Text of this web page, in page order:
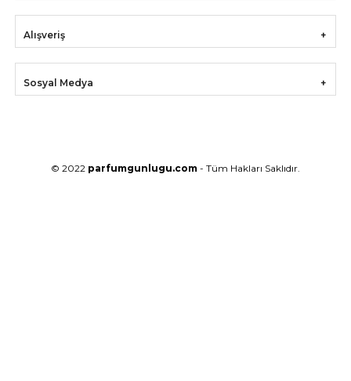
Alışveriş
Sosyal Medya
© 2022 parfumgunlugu.com - Tüm Hakları Saklıdır.